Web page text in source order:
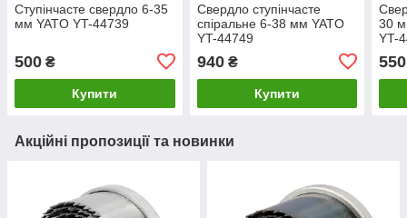
Ступінчасте свердло 6-35
мм YATO YT-44739
500 ₴
Купити
Свердло ступінчасте
спіральне 6-38 мм YATO
YT-44749
940₴
Купити
30
YT-
550
Акційні пропозиції та новинки